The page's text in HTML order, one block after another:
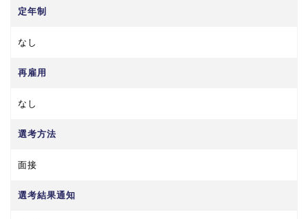
定年制
なし
再雇用
なし
選考方法
面接
選考結果通知